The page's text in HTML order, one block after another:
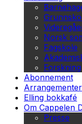
Norsk
Fagskole
Forskning
Abonnement
Arrangementer
Elling bokkafé
Om Cappelen
Presse